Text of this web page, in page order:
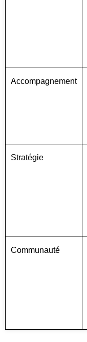
Accompagnement
Stratégie
Communauté